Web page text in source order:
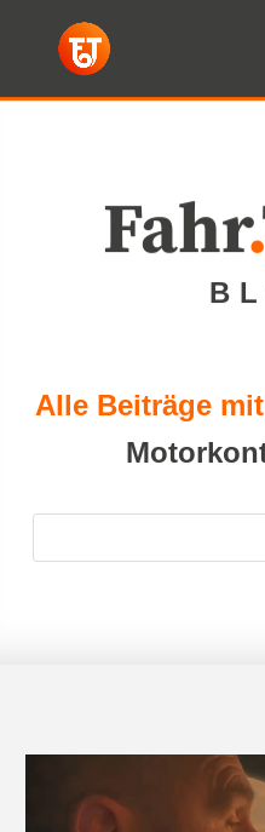
Fahr.
Alle Beiträge